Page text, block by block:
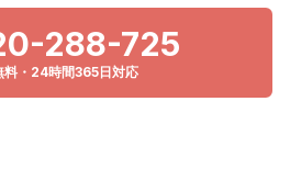
288-725
料・24時間365日対応